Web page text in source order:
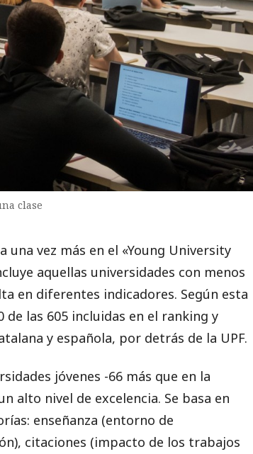
clase
una vez más en el «Young University
aquellas universidades con menos
en diferentes indicadores. Según esta
de las 605 incluidas en el ranking y
y española, por detrás de la UPF.
jóvenes -66 más que en la
alto nivel de excelencia. Se basa en
enseñanza (entorno de
citaciones (impacto de los trabajos